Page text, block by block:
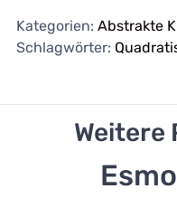
Kategorien:Abstrakte
Schlagwörter:
Weitere